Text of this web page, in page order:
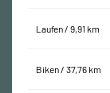
Laufen / 9,91 km
Biken / 37,76 km